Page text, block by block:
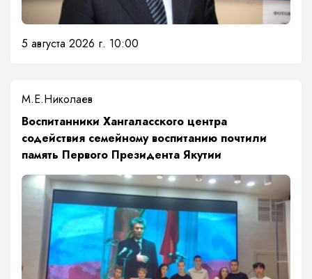
5 августа 2026 г. 10:00
М.Е.Николаев
​Воспитанники Хангаласского центра
содействия семейному воспитанию почтили
память Первого Президента Якутии